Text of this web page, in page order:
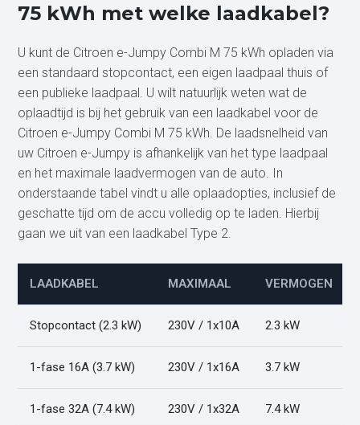
75 kWh met welke laadkabel?
U kunt de Citroen e-Jumpy Combi M 75 kWh opladen via
een standaard stopcontact, een eigen laadpaal thuis of
een publieke laadpaal. U wilt natuurlijk weten wat de
oplaadtijd is bij het gebruik van een laadkabel voor de
Citroen e-Jumpy Combi M 75 kWh. De laadsnelheid van
uw Citroen e-Jumpy is afhankelijk van het type laadpaal
en het maximale laadvermogen van de auto. In
onderstaande tabel vindt u alle oplaadopties, inclusief de
geschatte tijd om de accu volledig op te laden. Hierbij
gaan we uit van een laadkabel Type 2.
LAADKABEL MAXIMAAL VERMOGEN
Stopcontact (2.3 kW) 230V / 1x10A 2.3 kW
1-fase 16A (3.7 kW) 230V / 1x16A 3.7 kW
1-fase 32A (7.4 kW) 230V / 1x32A 7.4 kW